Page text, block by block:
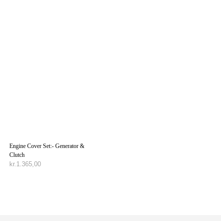
Engine Cover Set:- Generator &
Clutch
kr.1.365,00